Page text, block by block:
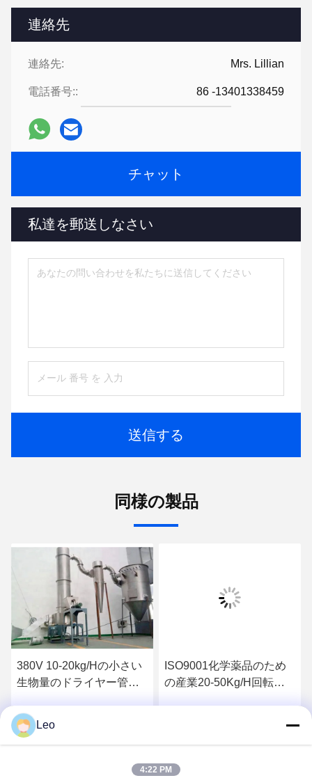
連絡先
連絡先: Mrs. Lillian
電話番号:: 86 -13401338459
チャット
私達を郵送しなさい
送信する
同様の製品
380V 10-20kg/Hの小さい
生物量のドライヤー管の
した
ベストプライスを取得
ISO9001化学薬品のため
の産業20-50Kg/H回転の
Leo
4:22 PM